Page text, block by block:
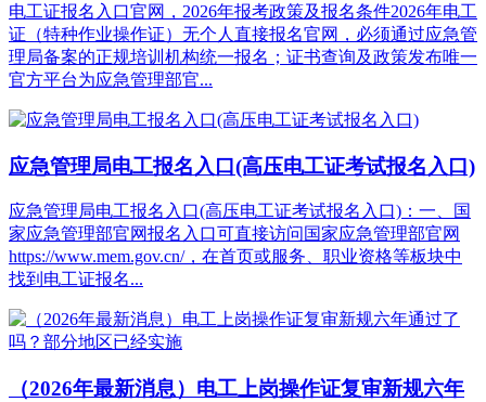
电工证报名入口官网，2026年报考政策及报名条件2026年电工
证（特种作业操作证）‌无个人直接报名官网‌，必须通过‌应急管
理局备案的正规培训机构‌统一报名；证书查询及政策发布唯一
官方平台为应急管理部官...
应急管理局电工报名入口(高压电工证考试报名入口)
应急管理局电工报名入口(高压电工证考试报名入口)：一、国
家应急管理部官网报名入口可直接访问国家应急管理部官网
https://www.mem.gov.cn/，在首页或服务、职业资格等板块中
找到电工证报名...
（2026年最新消息）电工上岗操作证复审新规六年